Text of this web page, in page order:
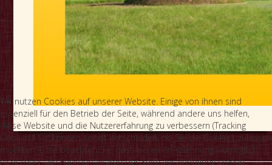
Wir nutzen Cookies auf unserer Website. Einige von ihnen sind
essenziell für den Betrieb der Seite, während andere uns helfen,
diese Website und die Nutzererfahrung zu verbessern (Tracking
Cookies). Sie können selbst entscheiden, ob Sie die Cookies zulassen
möchten. Bitte beachten Sie, dass bei einer Ablehnung womöglich
nicht mehr alle Funktionalitäten der Seite zur Verfügung stehen.